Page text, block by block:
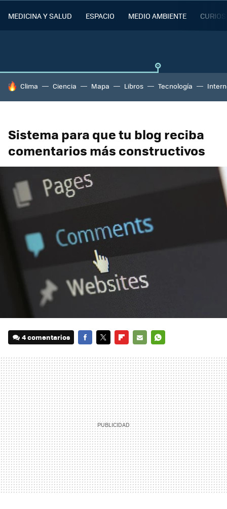
MEDICINA Y SALUD ESPACIO MEDIO AMBIENTE
HOY SE HABLA DE
Clima Ciencia Mapa Libros Tecnología
Sistema para que tu blog reciba
comentarios más constructivos
4 comentarios
MAIL